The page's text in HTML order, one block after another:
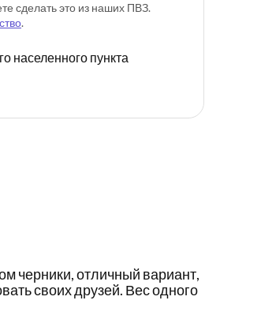
сделать это из наших ПВЗ.
.
населенного пункта
черники, отличный вариант,
своих друзей. Вес одного